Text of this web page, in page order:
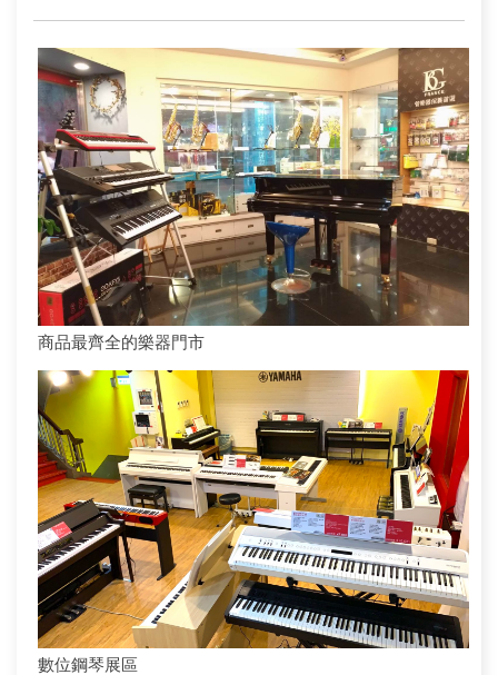
商品最齊全的樂器門市
數位鋼琴展區